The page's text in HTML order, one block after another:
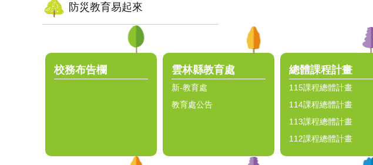
防災教育易起來
校務布告欄 雲林縣教育處
新-教育處
教育處公告
總體課程計畫
115課程總體計畫
114課程總體計畫
113課程總體計畫
112課程總體計畫